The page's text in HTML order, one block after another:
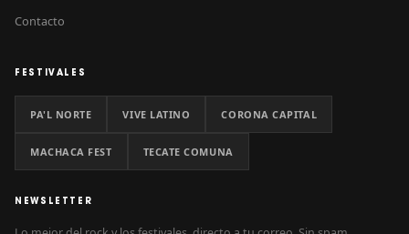
Contacto
FESTIVALES
PA'L NORTE VIVE LATINO CORONA CAPITAL
MACHACA FEST TECATE COMUNA
NEWSLETTER